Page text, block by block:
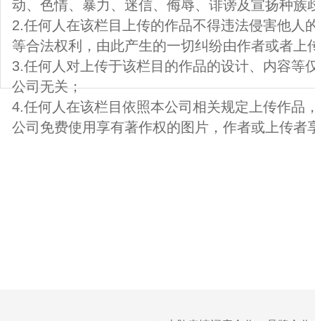
动、色情、暴力、迷信、侮辱、诽谤及宣扬种族
2.任何人在该栏目上传的作品不得违法侵害他人
等合法权利，由此产生的一切纠纷由作者或者上
3.任何人对上传于该栏目的作品的设计、内容等
公司无关；
4.任何人在该栏目依照本公司相关规定上传作品
公司免费使用享有著作权的图片，作者或上传者